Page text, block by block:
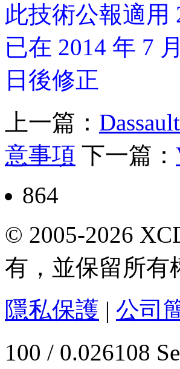
此技術公報適用
已在 2014 年 7
日後修正
上一篇：
意事項 下一篇：
864
© 2005-2026
有，並保留所有
隱私保護 | 公司
100 / 0.026108